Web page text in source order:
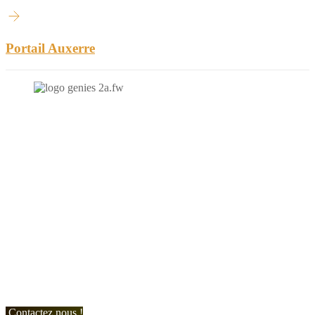
Portail Auxerre
Contactez nous !